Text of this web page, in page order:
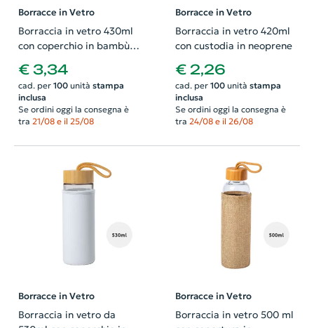
Borracce in Vetro
Borraccia in vetro 430ml
con coperchio in bambù
€ 3,34
cad. per 100unità stampa
inclusa
Se ordini oggi la consegna è
tra 21/08 e il 25/08
Borracce in Vetro
Borraccia in vetro 420ml
con custodia in neoprene
€ 2,26
cad. per 100unità stampa
inclusa
Se ordini oggi la consegna è
tra 24/08 e il 26/08
Borracce in Vetro
Borraccia in vetro da
Borracce in Vetro
Borraccia in vetro 500 ml